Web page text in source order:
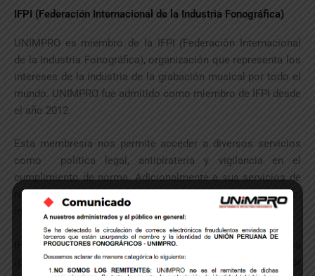
IFPI (Federación Internacional de la Industria Fonográfica)
UNIMPRO es miembro de la IFPI (Federación Internacional
de la Industria Fonográfica), organización que representa los
intereses de la industria de la grabación musical por todo el
mundo. UNIMPRO fue admitido como miembro de IFPI desde
el año 2012.
Esta membresía nos permite acceder a diversos servicios
como política legal, antipiratería y vigilancia en el
cumplimiento de norma. Adicionalmente a sus servicios de
resolución de litigios, licenciamiento, comercio electrónico,
investigaciones de mercado y servicios de comunicación.
IFPI tiene como prioridades combatir el robo de música
(piratería), promover un acceso justo al mercado, reforzar